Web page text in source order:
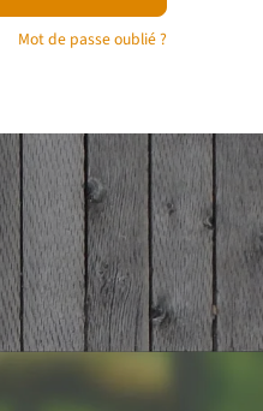
Mot de passe oublié ?